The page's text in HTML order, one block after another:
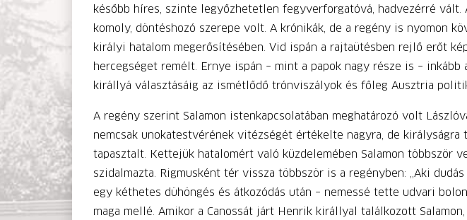
később híres, szinte legyőzhetetlen fegyverforgatóvá, hadvezérré
komoly, döntéshozó szerepe volt. A krónikák, de a regény is nyomon
királyi hatalom megerősítésében. Vid ispán a rajtaütésben rejlő erőt
hercegséget remélt. Ernye ispán – mint a papok nagy része is –
királlyá választásáig az ismétlődő trónviszályok és főleg Ausztria
A regény szerint Salamon istenkapcsolatában meghatározó volt
nemcsak unokatestvérének vitézségét értékelte nagyra, de
tapasztalt. Kettejük hatalomért való küzdelemében Salamon többször
szidalmazta. Rigmusként tér vissza többször is a regényben: „Aki
egy kéthetes dühöngés és átkozódás után – nemessé tette udvari
maga mellé. Amikor a Canossát járt Henrik királlyal találkozott